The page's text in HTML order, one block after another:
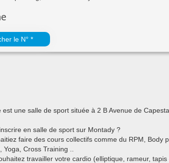
le N° *
est une salle de sport située à 2 B Avenue de
en salle de sport sur Montady ?
faire des cours collectifs comme du RPM, Body
Cross Training ..
travailler votre cardio (elliptique, rameur,